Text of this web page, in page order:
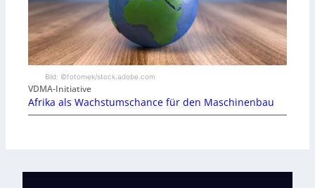
Bild: ©fotomek/stock.adobe.com
VDMA-Initiative
Afrika als Wachstumschance für den Maschinenbau